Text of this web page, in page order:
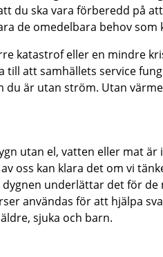
du ska vara förberedd på
de omedelbara behov som
katastrof eller en mindre
till att samhällets service
du är utan ström. Utan
utan el, vatten eller mat är
oss kan klara det om vi
underlättar det för de
användas för att hjälpa
sjuka och barn.